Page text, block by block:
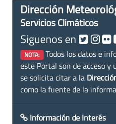
Dirección
Servicios Climáticos
Siguenos en
NOTA: Todos los datos e
este Portal son de acceso y
se solicita citar a la
como la fuente de la
Información de Interés